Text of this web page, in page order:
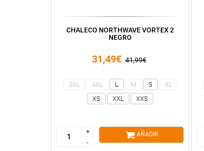
CHALECO NORTHWAVE VORTEX 2
NEGRO
31,49€ 41,99€
3XL 4XL L M S
XL
XS
XXL XXS
+
-
+
-
AÑADIR